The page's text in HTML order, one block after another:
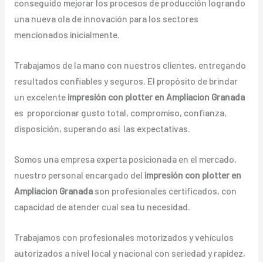
conseguido mejorar los procesos de producción logrando
una nueva ola de innovación para los sectores
mencionados inicialmente.
Trabajamos de la mano con nuestros clientes, entregando
resultados confiables y seguros. El propósito de brindar
un excelente impresión con plotter en Ampliacion Granada
es proporcionar gusto total, compromiso, confianza,
disposición, superando así las expectativas.
Somos una empresa experta posicionada en el mercado,
nuestro personal encargado del impresión con plotter en
Ampliacion Granadason profesionales certificados, con
capacidad de atender cual sea tu necesidad.
Trabajamos con profesionales motorizados y vehículos
autorizados a nivel local y nacional con seriedad y rapidez,